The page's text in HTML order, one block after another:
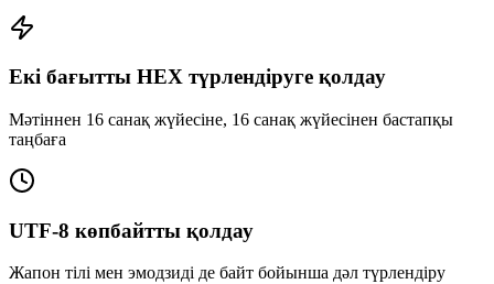
Екі бағытты HEX түрлендіруге қолдау
Мәтіннен 16 санақ жүйесіне, 16 санақ жүйесінен бастапқы
таңбаға
UTF-8 көпбайтты қолдау
Жапон тілі мен эмодзиді де байт бойынша дәл түрлендіру